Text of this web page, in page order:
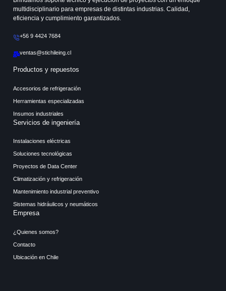
multidisciplinario para empresas de distintas industrias. Calidad,
eficiencia y cumplimiento garantizados.
+56 9 4424 7684
ventas@stichileing.cl
Productos y repuestos
Accesorios de refrigeración
Herramientas especializadas
Insumos industriales
Servicios de ingeniería
Instalaciones eléctricas
Soluciones tecnológicas
Proyectos de Data Center
Climatización y refrigeración
Mantenimiento industrial preventivo
Sistemas hidráulicos y neumáticos
Empresa
¿Quienes somos?
Contacto
Ubicación en Chile